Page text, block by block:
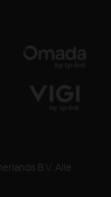
B.V. Alle